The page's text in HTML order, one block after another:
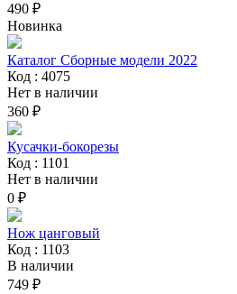
490 ₽
Новинка
Каталог Сборные модели 2022
Код : 4075
Нет в наличии
360 ₽
Кусачки-бокорезы
Код : 1101
Нет в наличии
0 ₽
Нож цанговый
Код : 1103
В наличии
749 ₽